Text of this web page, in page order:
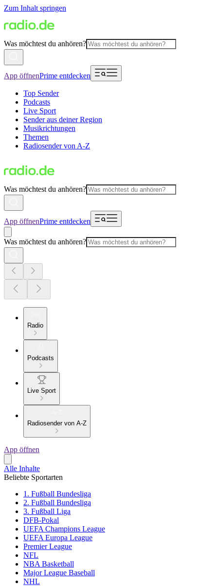
Zum Inhalt springen
Was möchtest du anhören?
App öffnenPrime entdecken
Top Sender
Podcasts
Live Sport
Sender aus deiner Region
Musikrichtungen
Themen
Radiosender von A-Z
Was möchtest du anhören?
App öffnenPrime entdecken
Was möchtest du anhören?
Radio
Podcasts
Live Sport
Radiosender von A-Z
App öffnen
Alle Inhalte
Beliebte Sportarten
1. Fußball Bundesliga
2. Fußball Bundesliga
3. Fußball Liga
DFB-Pokal
UEFA Champions League
UEFA Europa League
Premier League
NFL
NBA Basketball
Major League Baseball
NHL